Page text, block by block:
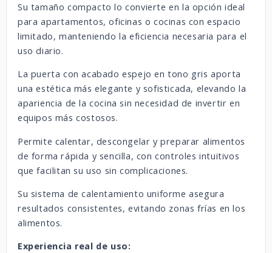
Su tamaño compacto lo convierte en la opción ideal
para apartamentos, oficinas o cocinas con espacio
limitado, manteniendo la eficiencia necesaria para el
uso diario.
La puerta con acabado espejo en tono gris aporta
una estética más elegante y sofisticada, elevando la
apariencia de la cocina sin necesidad de invertir en
equipos más costosos.
Permite calentar, descongelar y preparar alimentos
de forma rápida y sencilla, con controles intuitivos
que facilitan su uso sin complicaciones.
Su sistema de calentamiento uniforme asegura
resultados consistentes, evitando zonas frías en los
alimentos.
Experiencia real de uso: